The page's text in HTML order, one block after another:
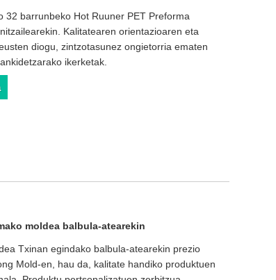
32 barrunbeko Hot Ruuner PET Preforma
Kalitatearen orientazioaren eta
diogu, zintzotasunez ongietorria ematen
ikerketak.
moldea balbula-atearekin
Txinan egindako balbula-atearekin prezio
Mold-en, hau da, kalitate handiko produktuen